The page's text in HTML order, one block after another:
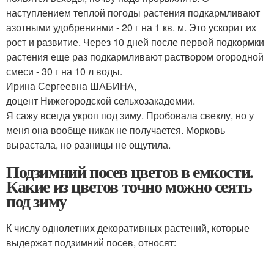
наступлением теплой погоды растения подкармливают
азотными удобрениями - 20 г на 1 кв. м. Это ускорит их
рост и развитие. Через 10 дней после первой подкормки
растения еще раз подкармливают раствором огородной
смеси - 30 г на 10 л воды.
Ирина Сергеевна ШАБИНА,
доцент Нижегородской сельхозакадемии.
Я сажу всегда укроп под зиму. Пробовала свеклу, но у
меня она вообще никак не получается. Морковь
вырастала, но разницы не ощутила.
Подзимний посев цветов в емкости.
Какие из цветов точно можно сеять
под зиму
К числу однолетних декоративных растений, которые
выдержат подзимний посев, относят: